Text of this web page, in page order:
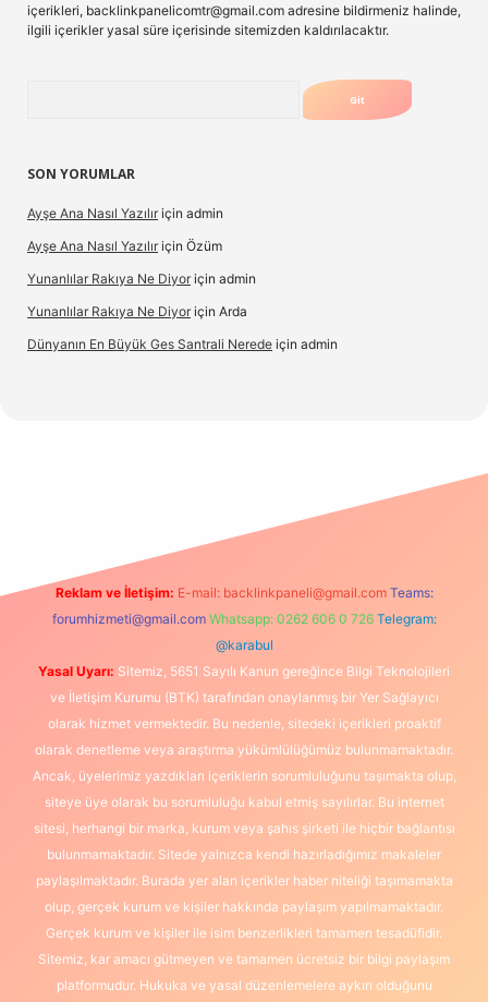
içerikleri, backlinkpanelicomtr@gmail.com adresine bildirmeniz halinde,
ilgili içerikler yasal süre içerisinde sitemizden kaldırılacaktır.
SON YORUMLAR
Ayşe Ana Nasıl Yazılır için admin
Ayşe Ana Nasıl Yazılır için Özüm
Yunanlılar Rakıya Ne Diyor için admin
Yunanlılar Rakıya Ne Diyor için Arda
Dünyanın En Büyük Ges Santrali Nerede için admin
Reklam ve İletişim: E-mail: backlinkpaneli@gmail.com Teams:
forumhizmeti@gmail.com Whatsapp: 0262 606 0 726 Telegram:
@karabul
Yasal Uyarı: Sitemiz, 5651 Sayılı Kanun gereğince Bilgi Teknolojileri
ve İletişim Kurumu (BTK) tarafından onaylanmış bir Yer Sağlayıcı
olarak hizmet vermektedir. Bu nedenle, sitedeki içerikleri proaktif
olarak denetleme veya araştırma yükümlülüğümüz bulunmamaktadır.
Ancak, üyelerimiz yazdıkları içeriklerin sorumluluğunu taşımakta olup,
siteye üye olarak bu sorumluluğu kabul etmiş sayılırlar. Bu internet
sitesi, herhangi bir marka, kurum veya şahıs şirketi ile hiçbir bağlantısı
bulunmamaktadır. Sitede yalnızca kendi hazırladığımız makaleler
paylaşılmaktadır. Burada yer alan içerikler haber niteliği taşımamakta
olup, gerçek kurum ve kişiler hakkında paylaşım yapılmamaktadır.
Gerçek kurum ve kişiler ile isim benzerlikleri tamamen tesadüfidir.
Sitemiz, kar amacı gütmeyen ve tamamen ücretsiz bir bilgi paylaşım
platformudur. Hukuka ve yasal düzenlemelere aykırı olduğunu